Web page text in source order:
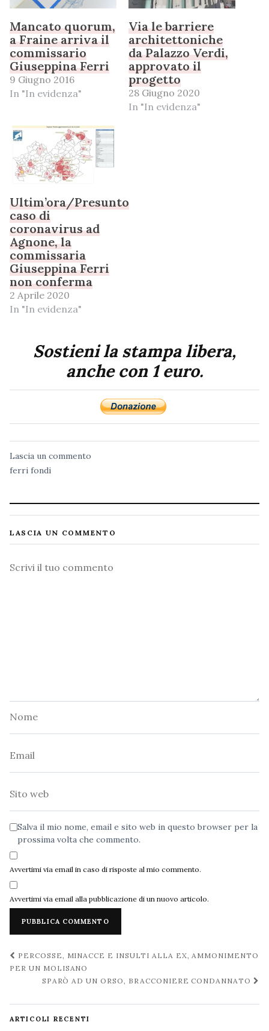
Mancato quorum,
a Fraine arriva il
commissario
Giuseppina Ferri
9 Giugno 2016
In "In evidenza"
Via le barriere
architettoniche
da Palazzo Verdi,
approvato il
progetto
28 Giugno 2020
In "In evidenza"
Ultim’ora/Presunto
caso di
coronavirus ad
Agnone, la
commissaria
Giuseppina Ferri
non conferma
2 Aprile 2020
In "In evidenza"
Sostieni la stampa libera,
anche con 1 euro.
Lascia un commento
ferri fondi
LASCIA UN COMMENTO
Commento
Salva il mio nome, email e sito web in questo browser per la
prossima volta che commento.
Avvertimi via email in caso di risposte al mio commento.
Avvertimi via email alla pubblicazione di un nuovo articolo.
Navigazione
post
PERCOSSE, MINACCE E INSULTI ALLA EX, AMMONIMENTO
PER UN MOLISANO
SPARÒ AD UN ORSO, BRACCONIERE CONDANNATO
ARTICOLI RECENTI